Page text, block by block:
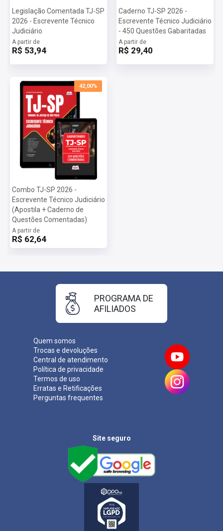
Legislação Comentada TJ-SP
2026 - Escrevente Técnico
Judiciário
A partir de
R$ 53,94
Caderno TJ-SP 2026 -
Escrevente Técnico Judiciário
- 450 Questões Gabaritadas
A partir de
R$ 29,40
42,00%
Combo TJ-SP 2026 -
Escrevente Técnico Judiciário
(Apostila + Caderno de
Questões Comentadas)
A partir de
R$ 62,64
Quem somos
Trocas e devoluções
Central de atendimento
Política de privacidade
Termos de uso
Erratas e Retificações
Perguntas frequentes
PROGRAMA DE
AFILIADOS
Site seguro